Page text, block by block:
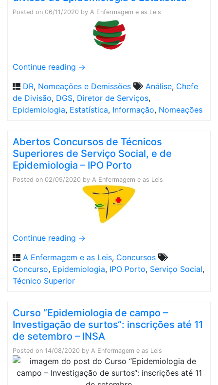
Posted on 06/11/2020 by A Enfermagem e as Leis
Continue reading →
DR, Nomeações e Demissões Análise, Chefe
de Divisão, DGS, Diretor de Serviços,
Epidemiologia, Estatística, Informação, Nomeações
Abertos Concursos de Técnicos
Superiores de Serviço Social, e de
Epidemiologia – IPO Porto
Posted on 02/09/2020 by A Enfermagem e as Leis
Continue reading →
A Enfermagem e as Leis, Concursos
Concurso, Epidemiologia, IPO Porto, Serviço Social,
Técnico Superior
Curso “Epidemiologia de campo –
Investigação de surtos“: inscrições até 11
de setembro – INSA
Posted on 14/08/2020 by A Enfermagem e as Leis